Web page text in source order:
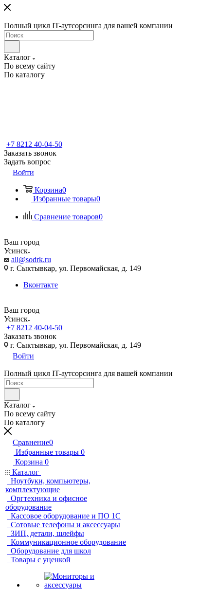
Полный цикл IT-аутсорсинга для вашей компании
Каталог
По всему сайту
По каталогу
+7 8212 40-04-50
Заказать звонок
Задать вопрос
Войти
Корзина0
Избранные товары0
Сравнение товаров0
Ваш город
Усинск
all@sodrk.ru
г. Сыктывкар, ул. Первомайская, д. 149
Вконтакте
Ваш город
Усинск
+7 8212 40-04-50
Заказать звонок
г. Сыктывкар, ул. Первомайская, д. 149
Войти
Полный цикл IT-аутсорсинга для вашей компании
Каталог
По всему сайту
По каталогу
Сравнение0
Избранные товары 0
Корзина 0
Каталог
Ноутбуки, компьютеры,
комплектующие
Оргтехника и офисное
оборудование
Кассовое оборудование и ПО 1С
Сотовые телефоны и аксессуары
ЗИП, детали, шлейфы
Коммуникационное оборудование
Оборудование для школ
Товары с уценкой